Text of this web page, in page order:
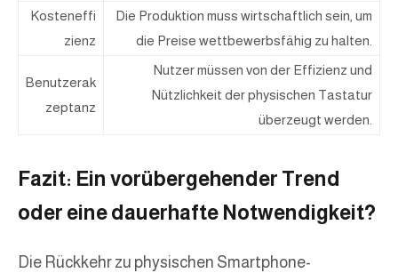
Kosteneffi
zienz
Die Produktion muss wirtschaftlich sein, um
die Preise wettbewerbsfähig zu halten.
Benutzerak
zeptanz
Nutzer müssen von der Effizienz und
Nützlichkeit der physischen Tastatur
überzeugt werden.
Fazit: Ein vorübergehender Trend
oder eine dauerhafte Notwendigkeit?
Die Rückkehr zu physischen Smartphone-